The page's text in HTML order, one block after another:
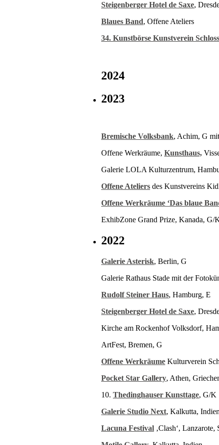
Steigenberger Hotel de Saxe,
Blaues Band, Offene Ateliers
34. Kunstbörse Kunstverein
2024
2023
Bremische Volksbank, Achim, G
Offene Werkräume, Kunsthaus,
Galerie LOLA Kulturzentrum,
Offene Ateliers des Kunstvereins
Offene Werkräume ‘Das blaue
ExhibZone Grand Prize, Kanada, G/
2022
Galerie Asterisk, Berlin, G
Galerie Rathaus Stade mit der
Rudolf Steiner Haus, Hamburg, E
Steigenberger Hotel de Saxe,
Kirche am Rockenhof Volksdorf,
ArtFest, Bremen, G
Offene Werkräume Kulturverein
Pocket Star Gallery, Athen,
10. Thedinghauser Kunsttage, G/K
Galerie Studio Next, Kalkutta,
Lacuna Festival ‚Clash‘, Lanzarote,